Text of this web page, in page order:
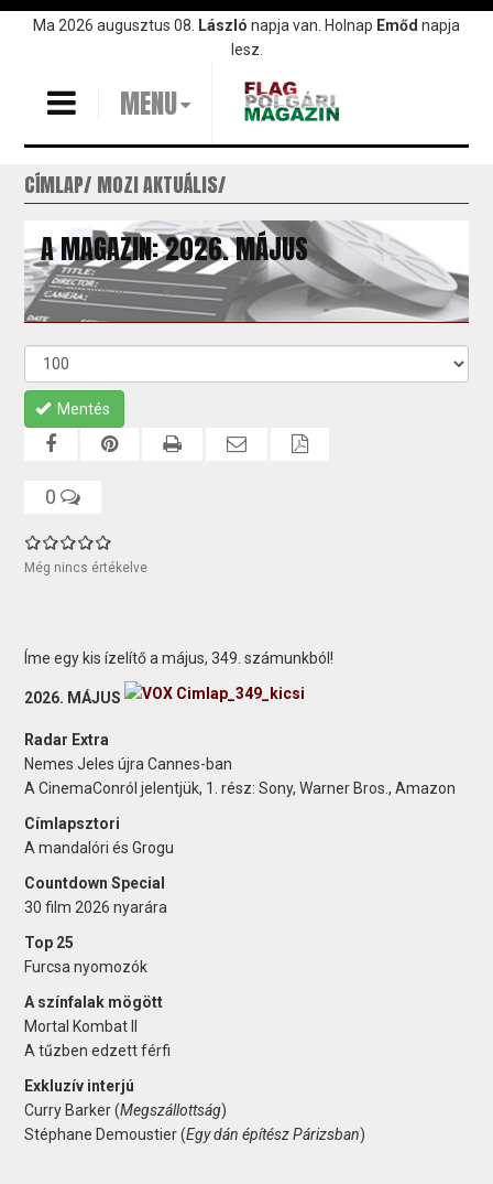
UgrásMa 2026 augusztus 08. László napja van. Holnap Emőd napja
lesz.
MENU
CÍMLAP MOZI AKTUÁLIS
A MAGAZIN: 2026. MÁJUS
2017 JÚNIUS 18.
Mentés
0
Még nincs értékelve
Íme egy kis ízelítő a május, 349. számunkból!
2026. MÁJUS
Radar Extra
Nemes Jeles újra Cannes-ban
A CinemaConról jelentjük, 1. rész: Sony, Warner Bros., Amazon
Címlapsztori
A mandalóri és Grogu
Countdown Special
30 film 2026 nyarára
Top 25
Furcsa nyomozók
A színfalak mögött
Mortal Kombat II
A tűzben edzett férfi
Exkluzív interjú
Curry Barker (Megszállottság)
Stéphane Demoustier (Egy dán építész Párizsban)